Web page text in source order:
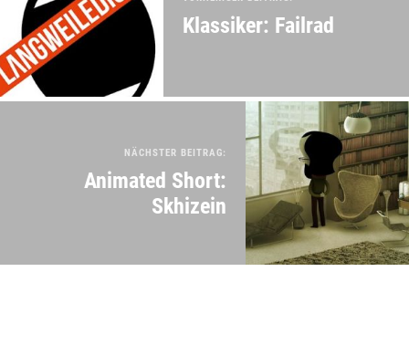
Klassiker: Failrad
NÄCHSTER BEITRAG:
Animated Short:
Skhizein